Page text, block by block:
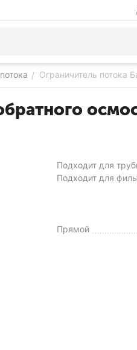
/ Ограничитель потока
Подходит для
Подходит для
Прямой